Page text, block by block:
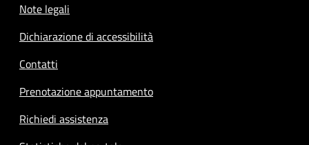
Note legali
Dichiarazione di accessibilità
Contatti
Prenotazione appuntamento
Richiedi assistenza